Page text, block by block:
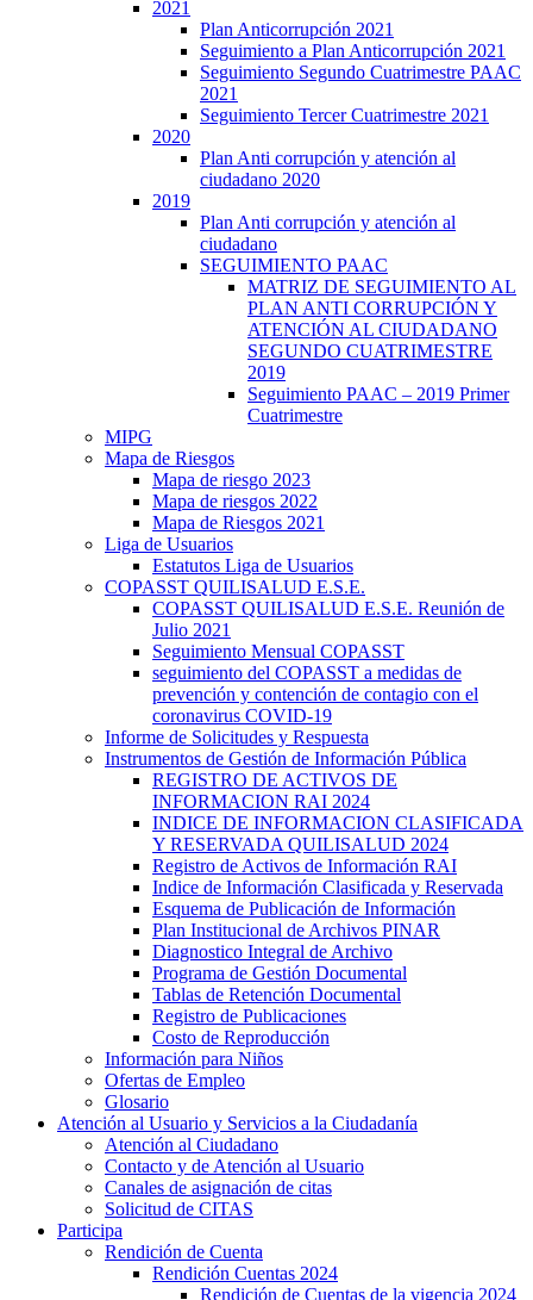
2021
Plan Anticorrupción 2021
Seguimiento a Plan Anticorrupción 2021
Seguimiento Segundo Cuatrimestre PAAC
2021
Seguimiento Tercer Cuatrimestre 2021
2020
Plan Anti corrupción y atención al
ciudadano 2020
2019
Plan Anti corrupción y atención al
ciudadano
SEGUIMIENTO PAAC
MATRIZ DE SEGUIMIENTO AL
PLAN ANTI CORRUPCIÓN Y
ATENCIÓN AL CIUDADANO
SEGUNDO CUATRIMESTRE
2019
Seguimiento PAAC – 2019 Primer
Cuatrimestre
MIPG
Mapa de Riesgos
Mapa de riesgo 2023
Mapa de riesgos 2022
Mapa de Riesgos 2021
Liga de Usuarios
Estatutos Liga de Usuarios
COPASST QUILISALUD E.S.E.
COPASST QUILISALUD E.S.E. Reunión de
Julio 2021
Seguimiento Mensual COPASST
seguimiento del COPASST a medidas de
prevención y contención de contagio con el
coronavirus COVID-19
Informe de Solicitudes y Respuesta
Instrumentos de Gestión de Información Pública
REGISTRO DE ACTIVOS DE
INFORMACION RAI 2024
INDICE DE INFORMACION CLASIFICADA
Y RESERVADA QUILISALUD 2024
Registro de Activos de Información RAI
Indice de Información Clasificada y Reservada
Esquema de Publicación de Información
Plan Institucional de Archivos PINAR
Diagnostico Integral de Archivo
Programa de Gestión Documental
Tablas de Retención Documental
Registro de Publicaciones
Costo de Reproducción
Información para Niños
Ofertas de Empleo
Glosario
Atención al Usuario y Servicios a la Ciudadanía
Atención al Ciudadano
Contacto y de Atención al Usuario
Canales de asignación de citas
Solicitud de CITAS
Participa
Rendición de Cuenta
Rendición Cuentas 2024
Rendición de Cuentas de la vigencia 2024